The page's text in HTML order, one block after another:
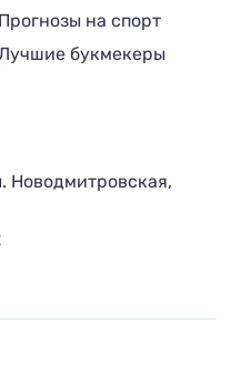
Прогнозы на спорт
букмекеры
Новодмитровская,